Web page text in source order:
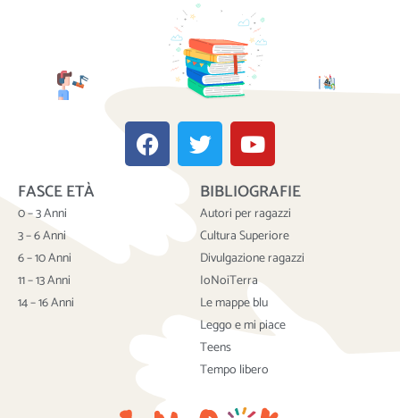
F
a
c
T
w
i
t
t
e
r
Y
o
u
t
u
b
e
FASCE ETÀ
0 – 3 Anni
3 – 6 Anni
6 – 10 Anni
11 – 13 Anni
14 – 16 Anni
BIBLIOGRAFIE
Autori per ragazzi
Cultura Superiore
Divulgazione ragazzi
IoNoiTerra
Le mappe blu
Leggo e mi piace
Teens
Tempo libero